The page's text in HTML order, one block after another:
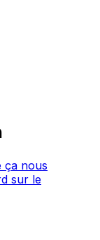
ça nous
sur le